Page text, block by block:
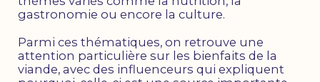
gastronomie ou encore la culture.
Parmi ces thématiques, on retrouve une
attention particulière sur les bienfaits de la
viande, avec des influenceurs qui expliquent